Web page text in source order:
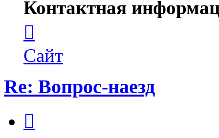
Контактная
пользователя
Елена
ПластЭксперт
Сайт
Re: Вопрос-наезд